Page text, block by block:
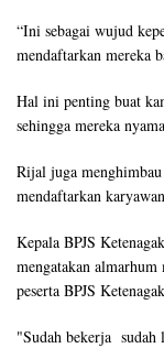
“Ini sebagai wujud
mendaftarkan mereka
Hal ini penting buat
sehingga mereka
Rijal juga
mendaftarkan
Kepala BPJS
mengatakan almarhum
peserta BPJS
"Sudah bekerja sudah